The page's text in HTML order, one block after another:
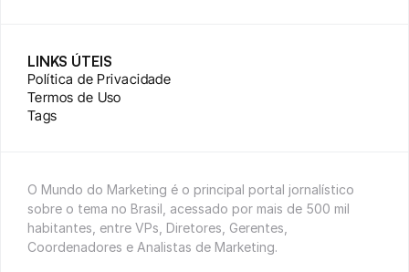
LINKS ÚTEIS
Política de Privacidade
Termos de Uso
Tags
O Mundo do Marketing é o principal portal jornalístico
sobre o tema no Brasil, acessado por mais de 500 mil
habitantes, entre VPs, Diretores, Gerentes,
Coordenadores e Analistas de Marketing.